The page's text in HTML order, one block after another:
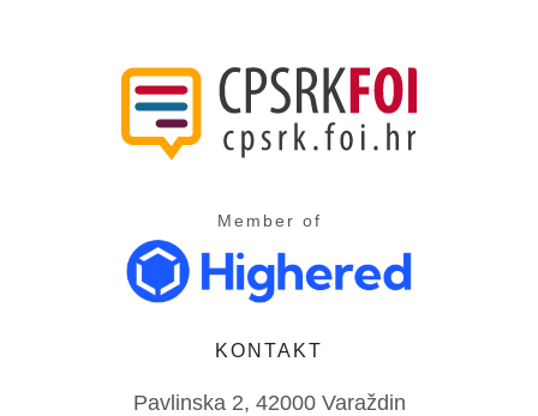
Member of
KONTAKT
Pavlinska 2, 42000 Varaždin